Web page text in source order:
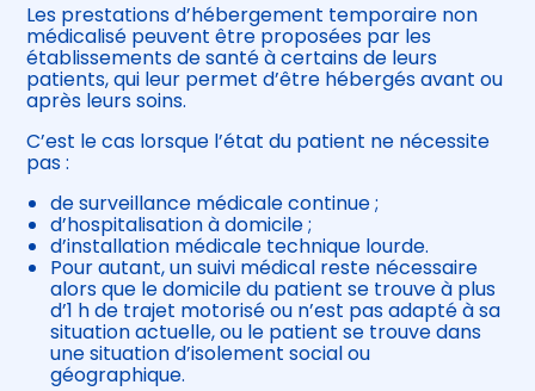
Les prestations d’hébergement temporaire non
médicalisé peuvent être proposées par les
établissements de santé à certains de leurs
patients, qui leur permet d’être hébergés avant ou
après leurs soins.
C’est le cas lorsque l’état du patient ne nécessite
pas :
de surveillance médicale continue ;
d’hospitalisation à domicile ;
d’installation médicale technique lourde.
Pour autant, un suivi médical reste nécessaire
alors que le domicile du patient se trouve à plus
d’1 h de trajet motorisé ou n’est pas adapté à sa
situation actuelle, ou le patient se trouve dans
une situation d’isolement social ou
géographique.